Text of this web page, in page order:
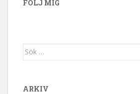
FÖLJ MIG
Sök efter:
ARKIV